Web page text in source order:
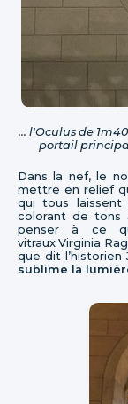
... l'Oculus de
portail
Dans la nef, le
mettre en relief
qui tous laissent
colorant de tons
penser à ce
vitraux Virginia
que dit l’historien
sublime la